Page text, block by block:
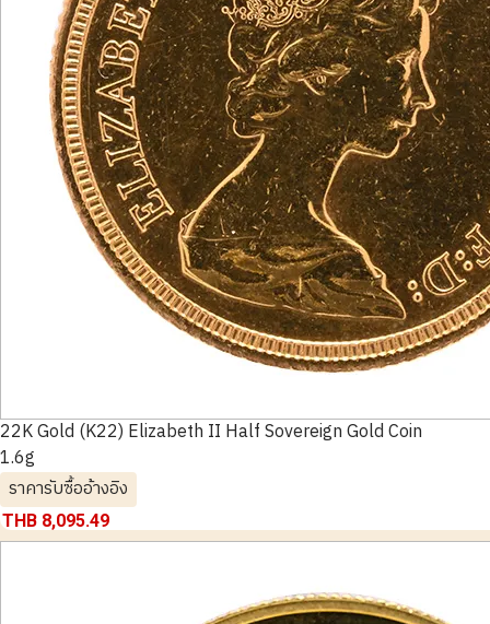
22K Gold (K22) Elizabeth II Half Sovereign Gold Coin
1.6g
ราคารับซื้ออ้างอิง
THB 8,095.49